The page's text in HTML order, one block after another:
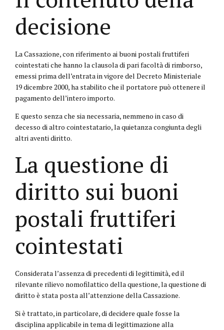
decisione
La Cassazione, con riferimento ai buoni postali fruttiferi
cointestati che hanno la clausola di pari facoltà di rimborso,
emessi prima dell’entrata in vigore del Decreto Ministeriale
19 dicembre 2000, ha stabilito che il portatore può ottenere il
pagamento dell’intero importo.
E questo senza che sia necessaria, nemmeno in caso di
decesso di altro cointestatario, la quietanza congiunta degli
altri aventi diritto.
La questione di
diritto sui buoni
postali fruttiferi
cointestati
Considerata l’assenza di precedenti di legittimità, ed il
rilevante rilievo nomofilattico della questione, la questione di
diritto è stata posta all’attenzione della Cassazione.
Si è trattato, in particolare, di decidere quale fosse la
disciplina applicabile in tema di legittimazione alla